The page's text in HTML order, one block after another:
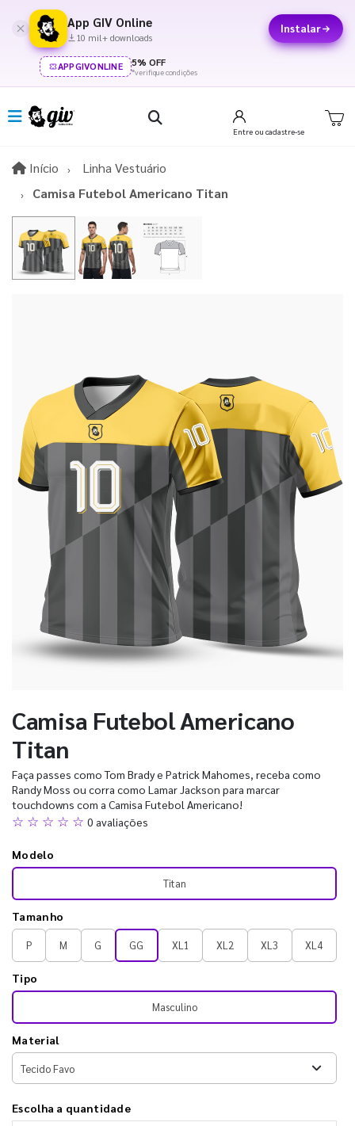
App GIV Online
10 mil+ downloads
Instalar
APPGIVONLINE 5% OFF
*verifique condições
Entre ou cadastre-se
Início InícioLinha Vestuário
Camisa Futebol Americano Titan
Camisa Futebol Americano
Titan
Faça passes como Tom Brady e Patrick Mahomes, receba como
Randy Moss ou corra como Lamar Jackson para marcar
touchdowns com a Camisa Futebol Americano!
☆ ☆ ☆ ☆ ☆ 0 avaliações
Modelo
Titan
Tamanho
P M G GG XL1 XL2 XL3 XL4
Tipo
Masculino
Material
Escolha a quantidade